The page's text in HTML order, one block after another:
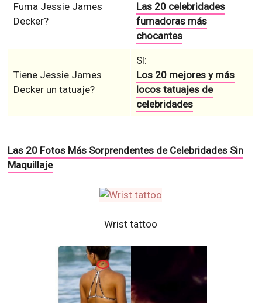
Fuma Jessie James
Decker?
Las 20 celebridades
fumadoras más
chocantes
Tiene Jessie James
Decker un tatuaje?
Sí:
Los 20 mejores y más
locos tatuajes de
celebridades
Las 20 Fotos Más Sorprendentes de Celebridades Sin
Maquillaje
Wrist tattoo